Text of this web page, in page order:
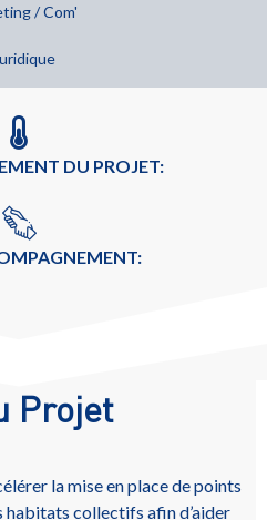
/ Com'
DU PROJET:
Projet
la mise en place de points
habitats collectifs afin d’aider